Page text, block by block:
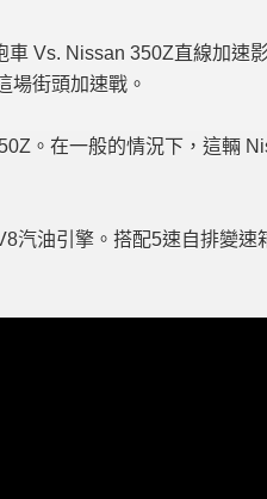
車 Vs. Nissan 350Z直線加速
場街頭加速戰。
。在一般的情況下，這輛
汽油引擎 。搭配5速自排變速